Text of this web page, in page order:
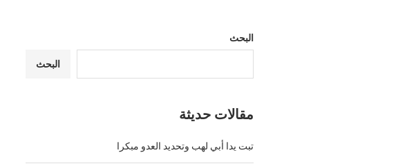
البحث
البحث
مقالات حديثة
تبت يدا أبي لهب وتحديد العدو مبكرا